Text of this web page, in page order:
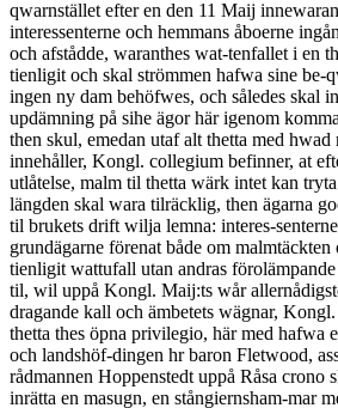
qwarnstället efter en den 11 Maij
interessenterne och hemmans åboerne
och afstådde, waranthes wat-tenfallet i en
tienligit och skal strömmen hafwa sine be-
ingen ny dam behöfwes, och således skal
updämning på sihe ägor här igenom
then skul, emedan utaf alt thetta med hwad
inne­håller, Kongl. collegium befinner, at
utlåtelse, malm til thetta wärk intet kan
längden skal wara tilräcklig, then ägarna
til brukets drift wilja lemna: interes-
grundägarne förenat både om
tienligit wattufall utan andras förolämpande
til, wil uppå Kongl. Maij:ts wår
dragande kall och ämbetets wägnar,
thetta thes öpna privilegio, här med hafwa
och landshöf-dingen hr baron Fletwood,
rådmannen Hoppenstedt up­på Råsa crono
inrätta en masugn, en stångiernsham-mar